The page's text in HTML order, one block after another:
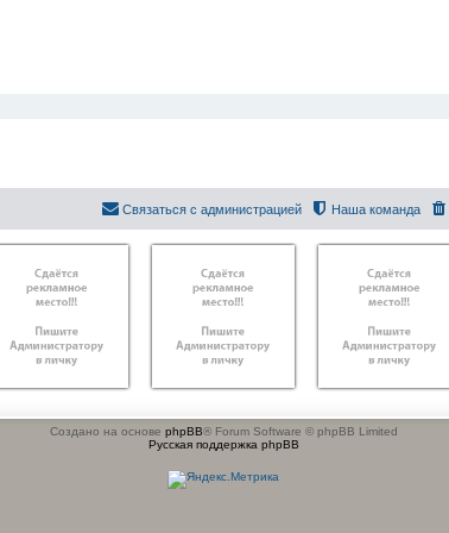
Наша команда
Связаться с администрацией
Создано на основе phpBB® Forum Software © phpBB Limited
Русская поддержка phpBB